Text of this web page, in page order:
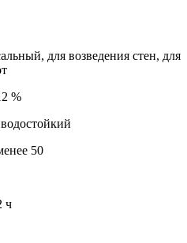
для возведения стен, для
%
50
ч